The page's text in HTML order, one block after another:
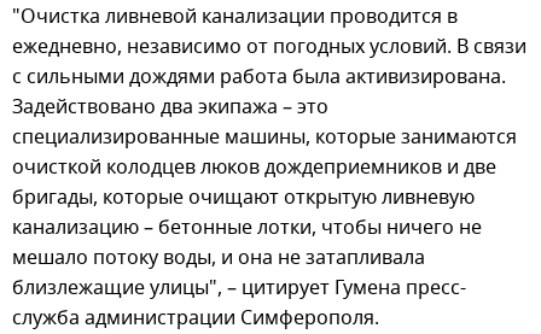
"Очистка ливневой канализации проводится в
ежедневно, независимо от погодных условий. В связи
с сильными дождями работа была активизирована.
Задействовано два экипажа – это
специализированные машины, которые занимаются
очисткой колодцев люков дождеприемников и две
бригады, которые очищают открытую ливневую
канализацию – бетонные лотки, чтобы ничего не
мешало потоку воды, и она не затапливала
близлежащие улицы", – цитирует Гумена пресс-
служба администрации Симферополя.